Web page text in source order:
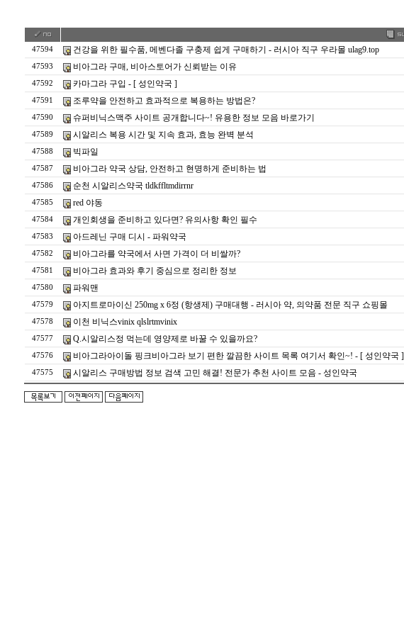
47594 건강을 위한 필수품, 메벤다졸 구충제 쉽게 구매하기 - 러시아 직구 우라몰 ulag9.top
47593 비아그라 구매, 비아스토어가 신뢰받는 이유
47592 카마그라 구입 - [ 성인약국 ]
47591 조루약을 안전하고 효과적으로 복용하는 방법은?
47590 슈퍼비닉스맥주 사이트 공개합니다~! 유용한 정보 모음 바로가기
47589 시알리스 복용 시간 및 지속 효과, 효능 완벽 분석
47588 빅파일
47587 비아그라 약국 상담, 안전하고 현명하게 준비하는 법
47586 순천 시알리스약국 tldkffltmdirrnr
47585 red 야동
47584 개인회생을 준비하고 있다면? 유의사항 확인 필수
47583 아드레닌 구매 디시 - 파워약국
47582 비아그라를 약국에서 사면 가격이 더 비쌀까?
47581 비아그라 효과와 후기 중심으로 정리한 정보
47580 파워맨
47579 아지트로마이신 250mg x 6정 (항생제) 구매대행 - 러시아 약, 의약품 전문 직구 쇼핑몰
47578 이천 비닉스vinix qlslrtmvinix
47577 Q.시알리스정 먹는데 영양제로 바꿀 수 있을까요?
47576 비아그라아이돌 핑크비아그라 보기 편한 깔끔한 사이트 목록 여기서 확인~! - [ 성인약국 ]
47575 시알리스 구매방법 정보 검색 고민 해결! 전문가 추천 사이트 모음 - 성인약국